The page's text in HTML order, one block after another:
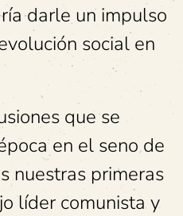
darle un impulso
social en
que se
en el seno de
nuestras primeras
líder comunista y